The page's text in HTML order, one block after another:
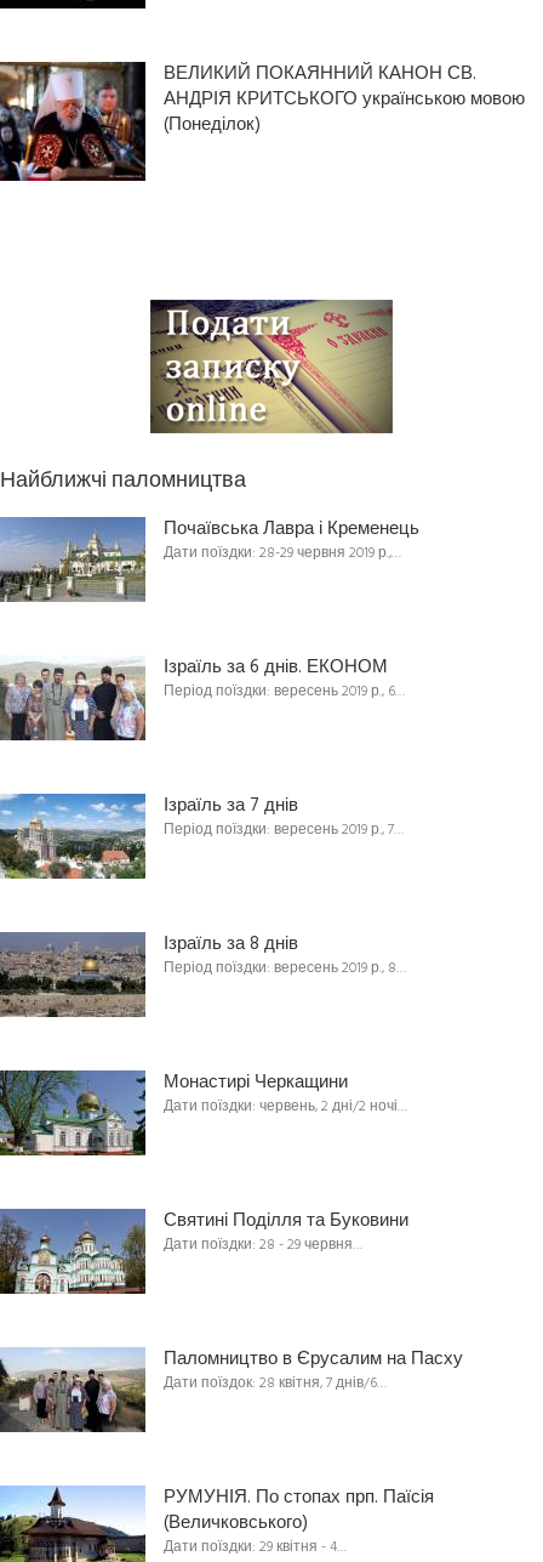
ВЕЛИКИЙ ПОКАЯННИЙ КАНОН СВ.
АНДРІЯ КРИТСЬКОГО українською мовою
(Понеділок)
Найближчі паломництва
Почаївська Лавра і Кременець
Дати поїздки: 28-29 червня 2019 р.,…
Ізраїль за 6 днів. ЕКОНОМ
Період поїздки: вересень 2019 р., 6…
Ізраїль за 7 днів
Період поїздки: вересень 2019 р., 7…
Ізраїль за 8 днів
Період поїздки: вересень 2019 р., 8…
Монастирі Черкащини
Дати поїздки: червень, 2 дні/2 ночі…
Святині Поділля та Буковини
Дати поїздки: 28 - 29 червня…
Паломництво в Єрусалим на Пасху
Дати поїздок: 28 квітня, 7 днів/6…
РУМУНІЯ. По стопах прп. Паїсія
(Величковського)
Дати поїздки: 29 квітня - 4…